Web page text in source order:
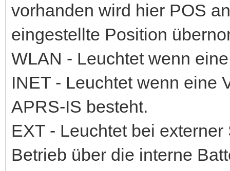
vorhanden wird hier POS
eingestellte Position
WLAN - Leuchtet wenn
INET - Leuchtet wenn eine
APRS-IS besteht.
EXT - Leuchtet bei
Betrieb über die interne